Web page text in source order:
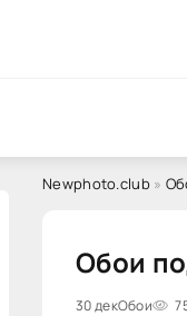
Newphoto.club»
Обои
30 декОбои